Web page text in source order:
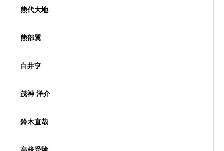
熊代大地
熊部翼
白井亨
茂神 洋介
鈴木直哉